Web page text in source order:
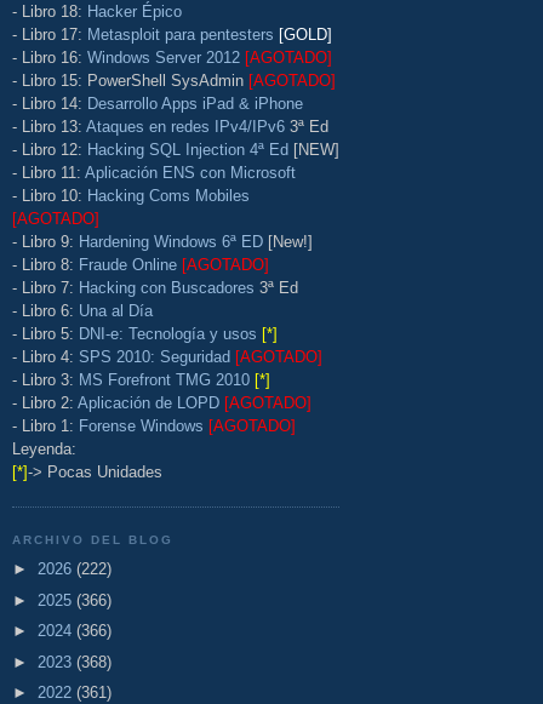
- Libro 18: Hacker Épico
- Libro 17: Metasploit para pentesters [GOLD]
- Libro 16: Windows Server 2012 [AGOTADO]
- Libro 15: PowerShell SysAdmin [AGOTADO]
- Libro 14: Desarrollo Apps iPad & iPhone
- Libro 13: Ataques en redes IPv4/IPv6 3ª Ed
- Libro 12: Hacking SQL Injection 4ª Ed [NEW]
- Libro 11: Aplicación ENS con Microsoft
- Libro 10: Hacking Coms Mobiles
[AGOTADO]
- Libro 9: Hardening Windows 6ª ED [New!]
- Libro 8: Fraude Online [AGOTADO]
- Libro 7: Hacking con Buscadores 3ª Ed
- Libro 6: Una al Día
- Libro 5: DNI-e: Tecnología y usos [*]
- Libro 4: SPS 2010: Seguridad [AGOTADO]
- Libro 3: MS Forefront TMG 2010 [*]
- Libro 2: Aplicación de LOPD [AGOTADO]
- Libro 1: Forense Windows [AGOTADO]
Leyenda:
[*]-> Pocas Unidades
ARCHIVO DEL BLOG
► 2026 (222)
► 2025 (366)
► 2024 (366)
► 2023 (368)
► 2022 (361)